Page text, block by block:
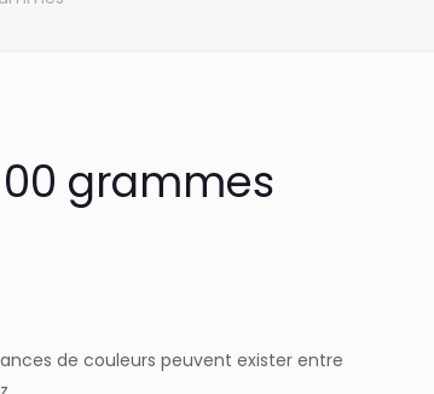
grammes
de couleurs peuvent exister entre